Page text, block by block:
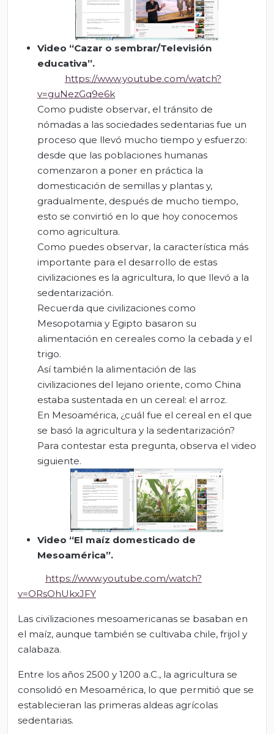
Video “Cazar o sembrar/Televisión
educativa”.
https://www.youtube.com/watch?
v=guNezGq9e6k
Como pudiste observar, el tránsito de
nómadas a las sociedades sedentarias fue un
proceso que llevó mucho tiempo y esfuerzo:
desde que las poblaciones humanas
comenzaron a poner en práctica la
domesticación de semillas y plantas y,
gradualmente, después de mucho tiempo,
esto se convirtió en lo que hoy conocemos
como agricultura.
Como puedes observar, la característica más
importante para el desarrollo de estas
civilizaciones es la agricultura, lo que llevó a la
sedentarización.
Recuerda que civilizaciones como
Mesopotamia y Egipto basaron su
alimentación en cereales como la cebada y el
trigo.
Así también la alimentación de las
civilizaciones del lejano oriente, como China
estaba sustentada en un cereal: el arroz.
En Mesoamérica, ¿cuál fue el cereal en el que
se basó la agricultura y la sedentarización?
Para contestar esta pregunta, observa el video
siguiente.
Video “El maíz domesticado de
Mesoamérica”.
https://www.youtube.com/watch?
v=ORsOhUkxJFY
Las civilizaciones mesoamericanas se basaban en
el maíz, aunque también se cultivaba chile, frijol y
calabaza.
Entre los años 2500 y 1200 a.C., la agricultura se
consolidó en Mesoamérica, lo que permitió que se
establecieran las primeras aldeas agrícolas
sedentarias.